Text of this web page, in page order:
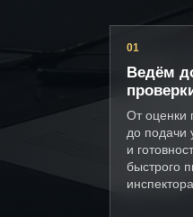
01
Ведём
От оценки
до подачи
и
быстрого